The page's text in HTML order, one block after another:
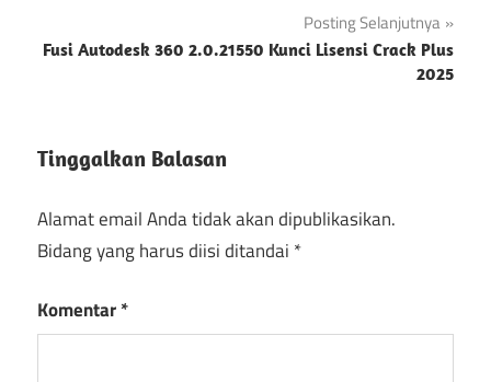
UniConverter
Wondershare
unduh gratis
Versi lengkap
UniConverter
Posting Selanjutnya
Fusi Autodesk 360 2.0.21550 Kunci Lisensi Crack Plus
2025
Tinggalkan Balasan
Alamat email Anda tidak akan dipublikasikan.
Bidang yang harus diisi ditandai *
Komentar*